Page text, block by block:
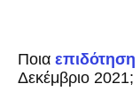
Ποια επιδότηση
Δεκέμβριο 2021;